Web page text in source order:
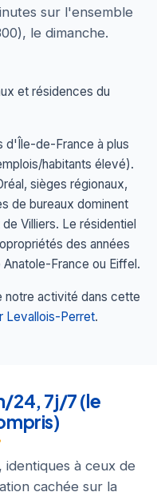
sur l'ensemble
le dimanche.
et résidences du
d'Île-de-France à plus
habitants élevé).
sièges régionaux,
de bureaux dominent
Villiers. Le résidentiel
des années
France ou Eiffel.
notre activité dans cette
Levallois-Perret.
24, 7j/7 (le
à ceux de
cachée sur la